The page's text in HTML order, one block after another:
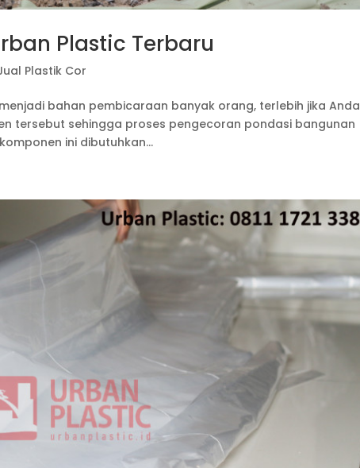
Plastic Terbaru
Plastik Cor
bahan pembicaraan banyak orang, terlebih jika Anda
tersebut sehingga proses pengecoran pondasi bangunan
ini dibutuhkan...